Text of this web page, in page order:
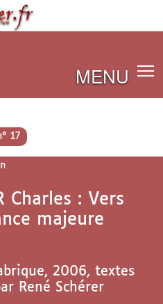
MENU
17
Charles : Vers
majeure
2006, textes
René Schérer